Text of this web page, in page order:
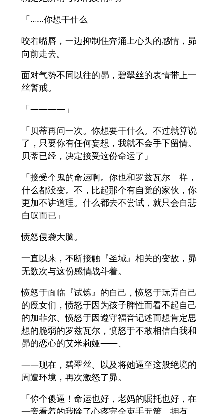
「……你想干什么」
咬着嘴唇，一边抑制住奔涌上心头的感情，昴
向前走去。
面对气势不同以往的昴，碧翠丝的表情带上一
丝警戒。
「――――」
「贝蒂再问一次。你想要干什么。不过就算说
了，只要你有任何妄想，我就不会手下留情。
贝蒂已经，决定接受这份命运了」
「接受个鬼的命运啊。你也和罗兹瓦尔一样，
什么都没变。不，比起那个有自觉的家伙，你
更加不讲道理。什么都去不尝试，就只会自悲
自叹而已」
愤怒侵袭大脑。
一直以来，不断接触『圣域』相关的变故，昴
无数次与这份感情战斗着。
愤怒于面临『试炼』的自己，愤怒于玩弄自己
的魔女们，愤怒于因为孩子脾性而看不起自己
的加菲尔、愤怒于因遵守福音记述而想肯定思
想的脆弱的罗兹瓦尔，愤怒于不敢相信自我和
昴的恋心的艾米莉娅――、
――现在，碧翠丝、以及将她逼至这般绝境的
周遭环境，再次激怒了昴。
「你个傻逼！命运也好，老妈的嘱托也好，在
一旁看着的我除了心疼完全束手无策。拥有